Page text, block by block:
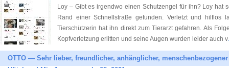
Loy – Gibt es irgendwo einen Schutzengel für ihn? Loy hat
Rand einer Schnellstraße gefunden. Verletzt und hilflos
Tierschützerin hat ihn direkt zum Tierarzt gefahren. Als
Kopfverletzung erlitten und seine Augen wurden leider auch v
OTTO — Sehr lieber, freundlicher, anhänglicher,